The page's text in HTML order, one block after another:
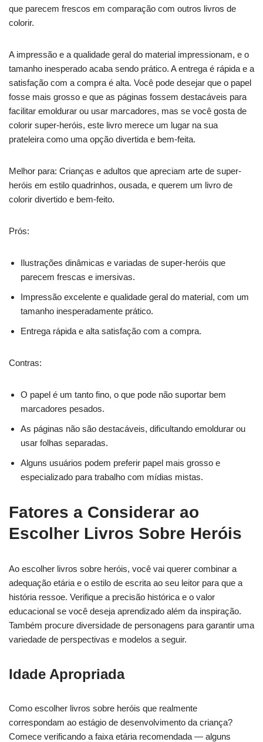
que parecem frescos em comparação com outros livros de
colorir.
A impressão e a qualidade geral do material impressionam, e o
tamanho inesperado acaba sendo prático. A entrega é rápida e a
satisfação com a compra é alta. Você pode desejar que o papel
fosse mais grosso e que as páginas fossem destacáveis para
facilitar emoldurar ou usar marcadores, mas se você gosta de
colorir super-heróis, este livro merece um lugar na sua
prateleira como uma opção divertida e bem-feita.
Melhor para: Crianças e adultos que apreciam arte de super-
heróis em estilo quadrinhos, ousada, e querem um livro de
colorir divertido e bem-feito.
Prós:
Ilustrações dinâmicas e variadas de super-heróis que
parecem frescas e imersivas.
Impressão excelente e qualidade geral do material, com um
tamanho inesperadamente prático.
Entrega rápida e alta satisfação com a compra.
Contras:
O papel é um tanto fino, o que pode não suportar bem
marcadores pesados.
As páginas não são destacáveis, dificultando emoldurar ou
usar folhas separadas.
Alguns usuários podem preferir papel mais grosso e
especializado para trabalho com mídias mistas.
Fatores a Considerar ao
Escolher Livros Sobre Heróis
Ao escolher livros sobre heróis, você vai querer combinar a
adequação etária e o estilo de escrita ao seu leitor para que a
história ressoe. Verifique a precisão histórica e o valor
educacional se você deseja aprendizado além da inspiração.
Também procure diversidade de personagens para garantir uma
variedade de perspectivas e modelos a seguir.
Idade Apropriada
Como escolher livros sobre heróis que realmente
correspondam ao estágio de desenvolvimento da criança?
Comece verificando a faixa etária recomendada — alguns